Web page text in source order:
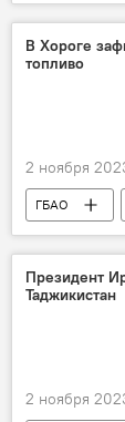
Политика
В Хороге
топливо
2 ноября
ГБАО
газ
Президент
Таджикистан
2 ноября